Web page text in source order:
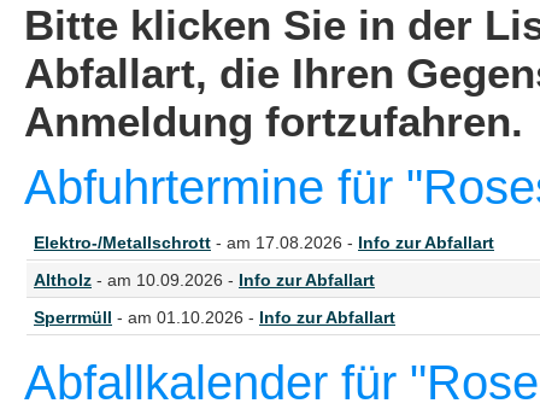
Bitte klicken Sie in der
Abfallart, die Ihren
Anmeldung fortzufahren.
Abfuhrtermine für
Elektro-/Metallschrott - am 17.08.2026 - Info zur Abfallart
Altholz - am 10.09.2026 - Info zur Abfallart
Sperrmüll - am 01.10.2026 - Info zur Abfallart
Abfallkalender für